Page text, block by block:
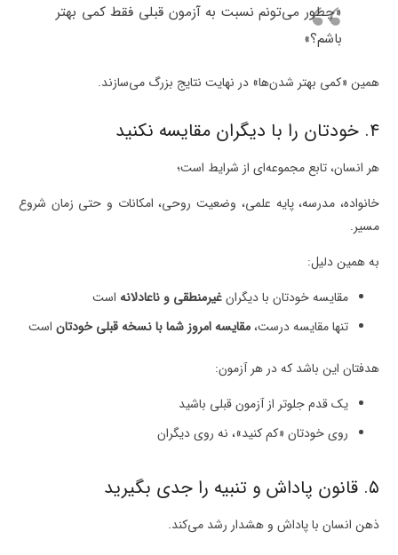
«چطور می‌تونم نسبت به آزمون قبلی فقط کمی بهتر
باشم؟»
همین «کمی بهتر شدن‌ها» در نهایت نتایج بزرگ می‌سازند.
۴. خودتان را با دیگران مقایسه نکنید
هر انسان، تابع مجموعه‌ای از شرایط است؛
خانواده، مدرسه، پایه علمی، وضعیت روحی، امکانات و حتی زمان شروع
مسیر.
به همین دلیل:
مقایسه خودتان با دیگرانغیرمنطقی و ناعادلانه است
تنها مقایسه درست،مقایسه امروز شما با نسخه قبلی خودتان است
هدفتان این باشد که در هر آزمون:
یک قدم جلوتر از آزمون قبلی باشید
روی خودتان «کم کنید»، نه روی دیگران
۵. قانون پاداش و تنبیه را جدی بگیرید
ذهن انسان با پاداش و هشدار رشد می‌کند.